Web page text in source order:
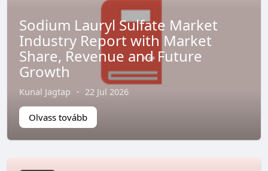
Sodium Lauryl Sulfate Market
Industry Report with Market
Share, Revenue and Future
Growth
Kunal Jagtap · 22 Jul 2026
Olvass tovább